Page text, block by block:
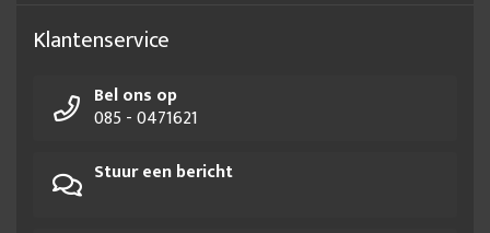
Klantenservice
Bel ons op
085 - 0471621
Stuur een bericht